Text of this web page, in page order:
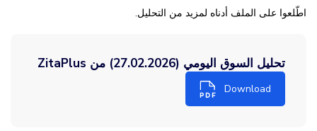
اطّلعوا على الملف أدناه لمزيد من التحليل.
تحليل السوق اليومي (27.02.2026) من ZitaPlus
Download